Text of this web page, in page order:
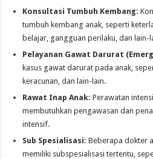
Konsultasi Tumbuh Kembang:
tumbuh kembang anak, seperti
belajar, gangguan perilaku, dan lain-
Pelayanan Gawat Darurat
kasus gawat darurat pada anak,
keracunan, dan lain-lain.
Rawat Inap Anak: Perawatan
membutuhkan pengawasan dan
intensif.
Sub Spesialisasi: Beberapa dokter
memiliki subspesialisasi tertentu,